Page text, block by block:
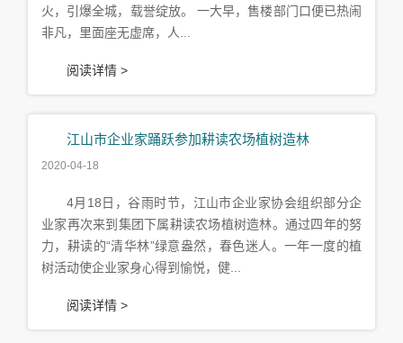
火，引爆全城，载誉绽放。 一大早，售楼部门口便已热闹
非凡，里面座无虚席，人...
阅读详情 >
江山市企业家踊跃参加耕读农场植树造林
2020-04-18
4月18日，谷雨时节，江山市企业家协会组织部分企
业家再次来到集团下属耕读农场植树造林。通过四年的努
力，耕读的“清华林”绿意盎然，春色迷人。一年一度的植
树活动使企业家身心得到愉悦，健...
阅读详情 >